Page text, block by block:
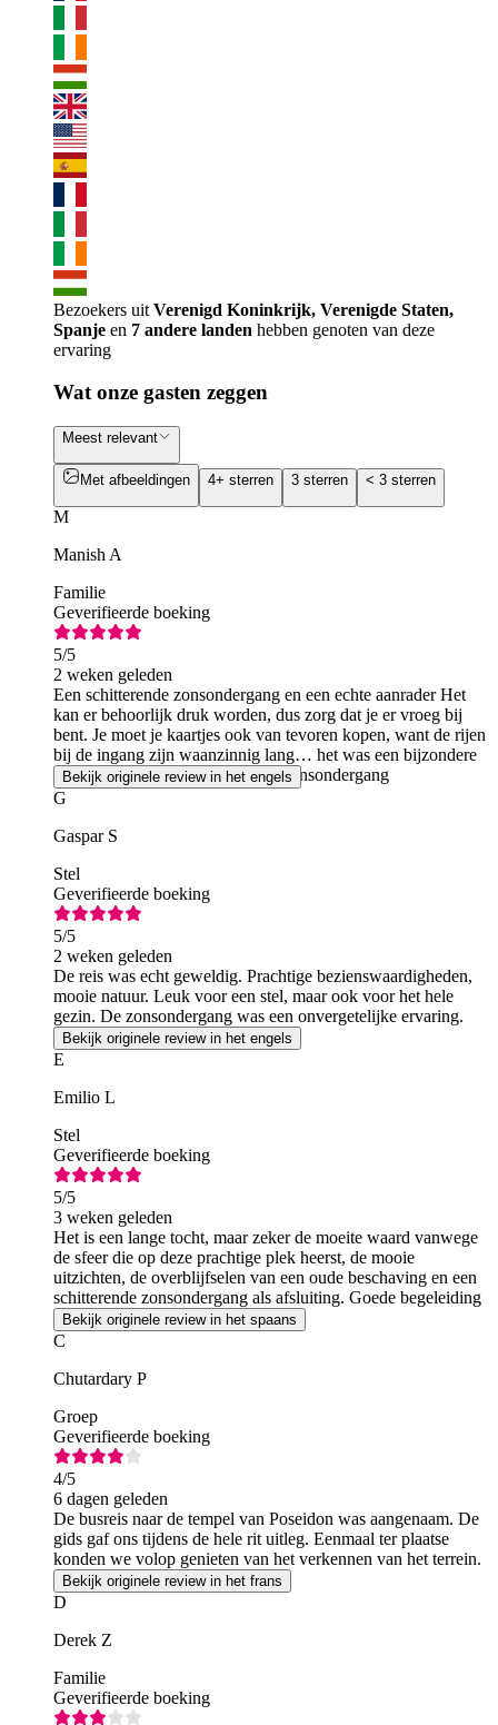
Bezoekers uit Verenigd Koninkrijk, Verenigde Staten,
Spanje en 7 andere landen hebben genoten van deze
ervaring
Wat onze gasten zeggen
Meest relevant
Met afbeeldingen 4+ sterren 3 sterren < 3 sterren
M
Manish A
Familie
Geverifieerde boeking
5/5
2 weken geleden
Een schitterende zonsondergang en een echte aanrader Het
kan er behoorlijk druk worden, dus zorg dat je er vroeg bij
bent. Je moet je kaartjes ook van tevoren kopen, want de rijen
bij de ingang zijn waanzinnig lang… het was een bijzondere
ervaring! Geniet van de Griekse zonsondergang
Bekijk originele review in het engels
G
Gaspar S
Stel
Geverifieerde boeking
5/5
2 weken geleden
De reis was echt geweldig. Prachtige bezienswaardigheden,
mooie natuur. Leuk voor een stel, maar ook voor het hele
gezin. De zonsondergang was een onvergetelijke ervaring.
Bekijk originele review in het engels
E
Emilio L
Stel
Geverifieerde boeking
5/5
3 weken geleden
Het is een lange tocht, maar zeker de moeite waard vanwege
de sfeer die op deze prachtige plek heerst, de mooie
uitzichten, de overblijfselen van een oude beschaving en een
schitterende zonsondergang als afsluiting. Goede begeleiding
door de gids.
Bekijk originele review in het spaans
C
Chutardary P
Groep
Geverifieerde boeking
4/5
6 dagen geleden
De busreis naar de tempel van Poseidon was aangenaam. De
gids gaf ons tijdens de hele rit uitleg. Eenmaal ter plaatse
konden we volop genieten van het verkennen van het terrein.
Bekijk originele review in het frans
D
Derek Z
Familie
Geverifieerde boeking